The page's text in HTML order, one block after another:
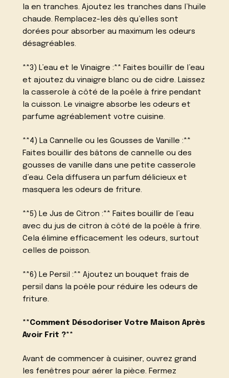
la en tranches. Ajoutez les tranches dans l’huile
chaude. Remplacez-les dès qu’elles sont
dorées pour absorber au maximum les odeurs
désagréables.
**3) L’eau et le Vinaigre :** Faites bouillir de l’eau
et ajoutez du vinaigre blanc ou de cidre. Laissez
la casserole à côté de la poêle à frire pendant
la cuisson. Le vinaigre absorbe les odeurs et
parfume agréablement votre cuisine.
**4) La Cannelle ou les Gousses de Vanille :**
Faites bouillir des bâtons de cannelle ou des
gousses de vanille dans une petite casserole
d’eau. Cela diffusera un parfum délicieux et
masquera les odeurs de friture.
**5) Le Jus de Citron :** Faites bouillir de l’eau
avec du jus de citron à côté de la poêle à frire.
Cela élimine efficacement les odeurs, surtout
celles de poisson.
**6) Le Persil :** Ajoutez un bouquet frais de
persil dans la poêle pour réduire les odeurs de
friture.
**Comment Désodoriser Votre Maison Après
Avoir Frit ?**
Avant de commencer à cuisiner, ouvrez grand
les fenêtres pour aérer la pièce. Fermez